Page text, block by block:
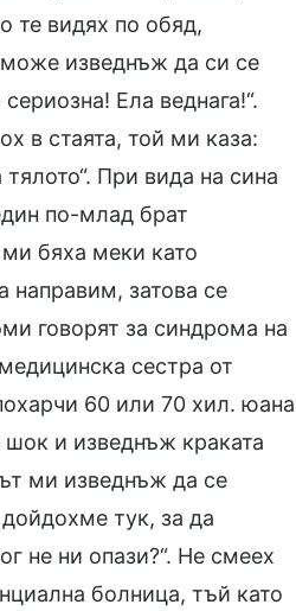
те видях по обяд,
изведнъж да си се
Ела веднага!“.
в стаята, той ми каза:
При вида на сина
по-млад брат
бяха меки като
затова се
говорят за синдрома на
сестра от
60 или 70 хил. юана
шок и изведнъж краката
ми изведнъж да се
тук, за да
не ни опази?“. Не смеех
болница, тъй като